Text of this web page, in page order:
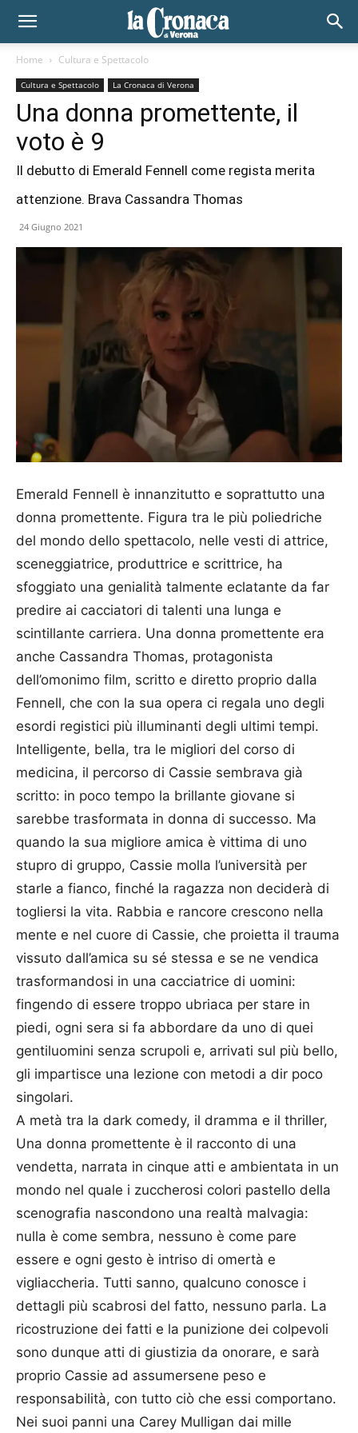
Home Cultura e Spettacolo
Cultura e Spettacolo La Cronaca di Verona
Una donna promettente, il
voto è 9
Il debutto di Emerald Fennell come regista merita
attenzione. Brava Cassandra Thomas
24 Giugno 2021
Emerald Fennell è innanzitutto e soprattutto una
donna promettente. Figura tra le più poliedriche
del mondo dello spettacolo, nelle vesti di attrice,
sceneggiatrice, produttrice e scrittrice, ha
sfoggiato una genialità talmente eclatante da far
predire ai cacciatori di talenti una lunga e
scintillante carriera. Una donna promettente era
anche Cassandra Thomas, protagonista
dell’omonimo film, scritto e diretto proprio dalla
Fennell, che con la sua opera ci regala uno degli
esordi registici più illuminanti degli ultimi tempi.
Intelligente, bella, tra le migliori del corso di
medicina, il percorso di Cassie sembrava già
scritto: in poco tempo la brillante giovane si
sarebbe trasformata in donna di successo. Ma
quando la sua migliore amica è vittima di uno
stupro di gruppo, Cassie molla l’università per
starle a fianco, finché la ragazza non deciderà di
togliersi la vita. Rabbia e rancore crescono nella
mente e nel cuore di Cassie, che proietta il trauma
vissuto dall’amica su sé stessa e se ne vendica
trasformandosi in una cacciatrice di uomini:
fingendo di essere troppo ubriaca per stare in
piedi, ogni sera si fa abbordare da uno di quei
gentiluomini senza scrupoli e, arrivati sul più bello,
gli impartisce una lezione con metodi a dir poco
singolari.
A metà tra la dark comedy, il dramma e il thriller,
Una donna promettente è il racconto di una
vendetta, narrata in cinque atti e ambientata in un
mondo nel quale i zuccherosi colori pastello della
scenografia nascondono una realtà malvagia:
nulla è come sembra, nessuno è come pare
essere e ogni gesto è intriso di omertà e
vigliaccheria. Tutti sanno, qualcuno conosce i
dettagli più scabrosi del fatto, nessuno parla. La
ricostruzione dei fatti e la punizione dei colpevoli
sono dunque atti di giustizia da onorare, e sarà
proprio Cassie ad assumersene peso e
responsabilità, con tutto ciò che essi comportano.
Nei suoi panni una Carey Mulligan dai mille